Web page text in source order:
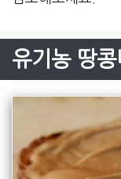
유기농 땅